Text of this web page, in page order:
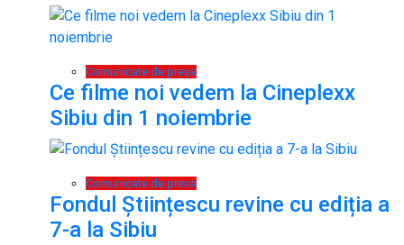
Comunicate de presa
Ce filme noi vedem la Cineplexx
Sibiu din 1 noiembrie
Comunicate de presa
Fondul Științescu revine cu ediția a
7-a la Sibiu